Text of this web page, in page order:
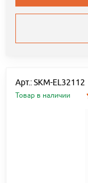
Арт.: SKM-EL32112
Товар в наличии